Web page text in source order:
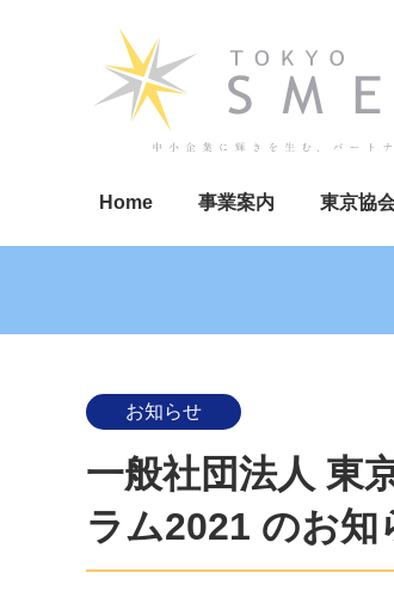
Home 事業案内 東京協
お知らせ
一般社団法人 東
ラム2021 のお知